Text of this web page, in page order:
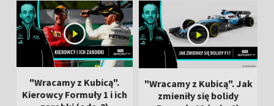
"Wracamy z Kubicą".
Kierowcy Formuły 1 i ich
"Wracamy z Kubicą". Jak
zmieniły się bolidy